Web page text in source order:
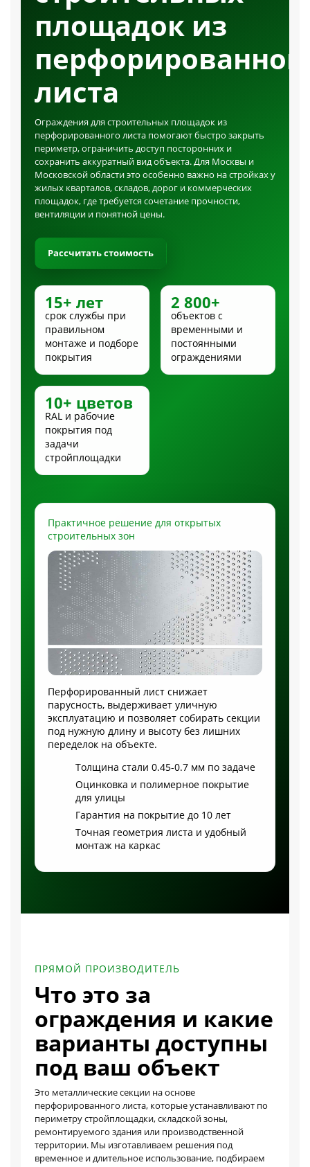
площадок из
листа
Ограждения для строительных площадок из
перфорированного листа помогают быстро закрыть
периметр, ограничить доступ посторонних и
сохранить аккуратный вид объекта. Для Москвы и
Московской области это особенно важно на стройках у
жилых кварталов, складов, дорог и коммерческих
площадок, где требуется сочетание прочности,
вентиляции и понятной цены.
Рассчитать стоимость
15+ лет
срок службы при
правильном
монтаже и подборе
покрытия
2 800+
объектов с
временными и
постоянными
ограждениями
10+ цветов
RAL и рабочие
покрытия под
задачи
стройплощадки
Практичное решение для открытых
строительных зон
Перфорированный лист снижает
парусность, выдерживает уличную
эксплуатацию и позволяет собирать секции
под нужную длину и высоту без лишних
переделок на объекте.
Толщина стали 0.45-0.7 мм по задаче
Оцинковка и полимерное покрытие
для улицы
Гарантия на покрытие до 10 лет
Точная геометрия листа и удобный
монтаж на каркас
ПРЯМОЙ ПРОИЗВОДИТЕЛЬ
Что это за
ограждения и какие
варианты доступны
под ваш объект
Это металлические секции на основе
перфорированного листа, которые устанавливают по
периметру стройплощадки, складской зоны,
ремонтируемого здания или производственной
территории. Мы изготавливаем решения под
временное и длительное использование, подбираем